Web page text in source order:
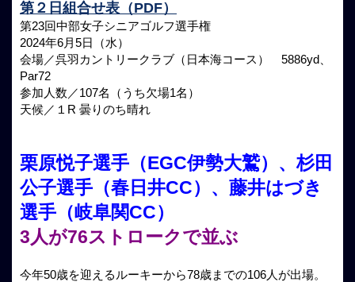
第２日組合せ表（PDF）
第23回中部女子シニアゴルフ選手権
2024年6月5日（水）
会場／呉羽カントリークラブ（日本海コース） 5886yd、
Par72
参加人数／107名（うち欠場1名）
天候／１R 曇りのち晴れ
栗原悦子選手（EGC伊勢大鷲）、杉田
公子選手（春日井CC）、藤井はづき
選手（岐阜関CC）
3人が76ストロークで並ぶ
今年50歳を迎えるルーキーから78歳までの106人が出場。